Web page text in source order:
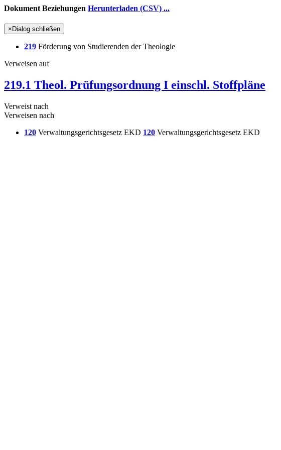
Dokument Beziehungen Herunterladen (CSV) ...
× Dialog schließen
219 Förderung von Studierenden der Theologie
Verweisen auf
219.1 Theol. Prüfungsordnung I einschl. Stoffpläne
Verweist nach
Verweisen nach
120 Verwaltungsgerichtsgesetz EKD 120 Verwaltungsgerichtsgesetz EKD